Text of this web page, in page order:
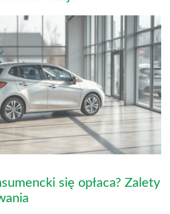
się opłaca? Zalety